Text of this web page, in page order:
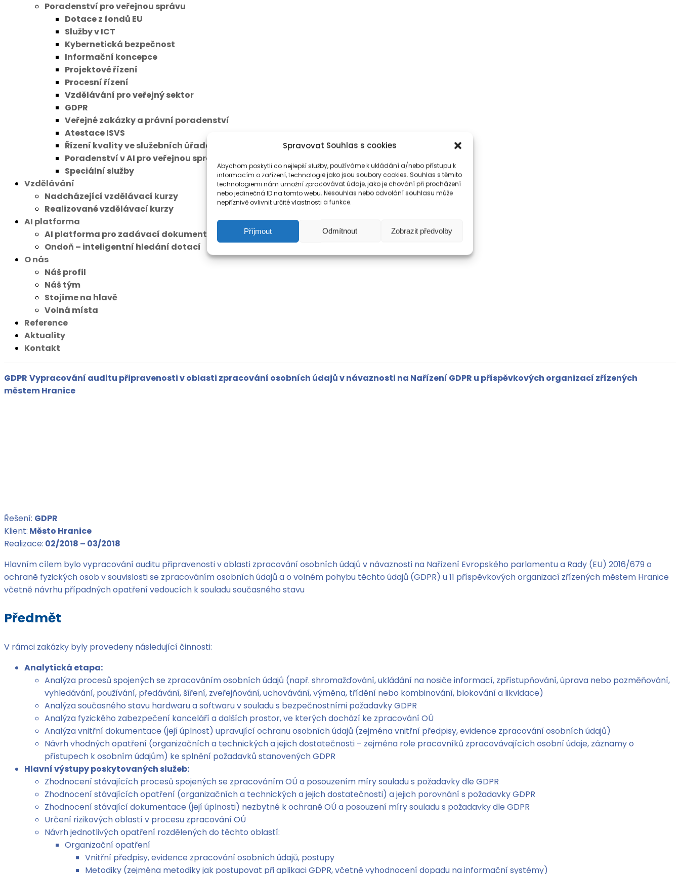
Spravovat Souhlas s cookies
Abychom poskytli co nejlepší služby, používáme k ukládání a/nebo přístupu k
informacím o zařízení, technologie jako jsou soubory cookies. Souhlas s těmito
technologiemi nám umožní zpracovávat údaje, jako je chování při procházení
nebo jedinečná ID na tomto webu. Nesouhlas nebo odvolání souhlasu může
nepříznivě ovlivnit určité vlastnosti a funkce.
Příjmout Odmítnout Zobrazit předvolby
Poradenství pro veřejnou správu
Dotace z fondů EU
Služby v ICT
Kybernetická bezpečnost
Informační koncepce
Projektové řízení
Procesní řízení
Vzdělávání pro veřejný sektor
GDPR
Veřejné zakázky a právní poradenství
Atestace ISVS
Řízení kvality ve služebních úřadech
Poradenství v AI pro veřejnou správu
Speciální služby
Vzdělávání
Nadcházející vzdělávací kurzy
Realizované vzdělávací kurzy
AI platforma
AI platforma pro zadávací dokumentace
Ondoň – inteligentní hledání dotací
O nás
Náš profil
Náš tým
Stojíme na hlavě
Volná místa
Reference
Aktuality
Kontakt
GDPR Vypracování auditu připravenosti v oblasti zpracování osobních údajů v návaznosti na Nařízení GDPR u příspěvkových organizací zřízených
městem Hranice
Řešení: GDPR
Klient: Město Hranice
Realizace: 02/2018 – 03/2018
Hlavním cílem bylo vypracování auditu připravenosti v oblasti zpracování osobních údajů v návaznosti na Nařízení Evropského parlamentu a Rady (EU) 2016/679 o
ochraně fyzických osob v souvislosti se zpracováním osobních údajů a o volném pohybu těchto údajů (GDPR) u 11 příspěvkových organizací zřízených městem Hranice
včetně návrhu případných opatření vedoucích k souladu současného stavu
Předmět
V rámci zakázky byly provedeny následující činnosti:
Analytická etapa:
Analýza procesů spojených se zpracováním osobních údajů (např. shromažďování, ukládání na nosiče informací, zpřístupňování, úprava nebo pozměňování,
vyhledávání, používání, předávání, šíření, zveřejňování, uchovávání, výměna, třídění nebo kombinování, blokování a likvidace)
Analýza současného stavu hardwaru a softwaru v souladu s bezpečnostními požadavky GDPR
Analýza fyzického zabezpečení kanceláří a dalších prostor, ve kterých dochází ke zpracování OÚ
Analýza vnitřní dokumentace (její úplnost) upravující ochranu osobních údajů (zejména vnitřní předpisy, evidence zpracování osobních údajů)
Návrh vhodných opatření (organizačních a technických a jejich dostatečnosti – zejména role pracovníků zpracovávajících osobní údaje, záznamy o
přístupech k osobním údajům) ke splnění požadavků stanovených GDPR
Hlavní výstupy poskytovaných služeb:
Zhodnocení stávajících procesů spojených se zpracováním OÚ a posouzením míry souladu s požadavky dle GDPR
Zhodnocení stávajících opatření (organizačních a technických a jejich dostatečnosti) a jejich porovnání s požadavky GDPR
Zhodnocení stávající dokumentace (její úplnosti) nezbytné k ochraně OÚ a posouzení míry souladu s požadavky dle GDPR
Určení rizikových oblastí v procesu zpracování OÚ
Návrh jednotlivých opatření rozdělených do těchto oblastí:
Organizační opatření
Vnitřní předpisy, evidence zpracování osobních údajů, postupy
Metodiky (zejména metodiky jak postupovat při aplikaci GDPR, včetně vyhodnocení dopadu na informační systémy)